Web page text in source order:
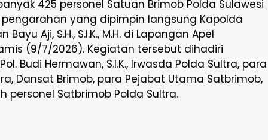
425 personel Satuan Brimob Polda Sulawesi
yang dipimpin langsung Kapolda
Aji, S.H., S.I.K., M.H. di Lapangan Apel
(9/7/2026). Kegiatan tersebut dihadiri
Budi Hermawan, S.I.K., Irwasda Polda Sultra, para
Dansat Brimob, para Pejabat Utama Satbrimob,
personel Satbrimob Polda Sultra.